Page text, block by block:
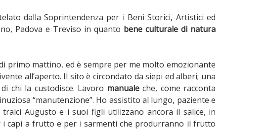
dalla Soprintendenza per i Beni Storici, Artistici ed
Padova e Treviso in quanto bene culturale di natura
primo mattino, ed è sempre per me molto emozionante
all’aperto. Il sito è circondato da siepi ed alberi; una
chi la custodisce. Lavoro manualeche, come racconta
“manutenzione”. Ho assistito al lungo, paziente e
Augusto e i suoi figli utilizzano ancora il salice, in
capi a frutto e per i sarmenti che produrranno il frutto